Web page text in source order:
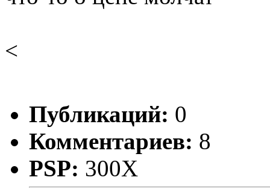
<
Публикаций: 0
Комментариев: 8
PSP: 300X